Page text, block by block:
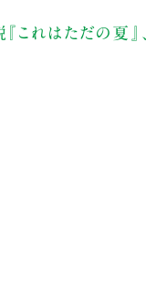
れはただの夏』